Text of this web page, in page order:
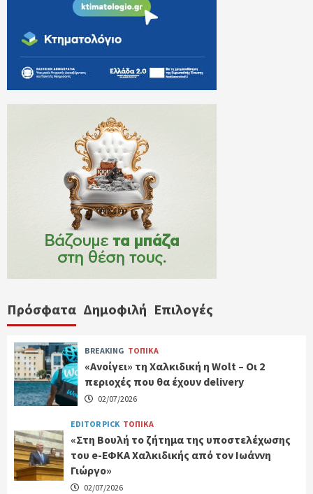
Πρόσφατα Δημοφιλή Επιλογές
BREAKING ΤΟΠΙΚΑ
«Ανοίγει» τη Χαλκιδική η Wolt – Οι 2
περιοχές που θα έχουν delivery
02/07/2026
EDITOR PICK ΤΟΠΙΚΑ
«Στη Βουλή το ζήτημα της υποστελέχωσης
του e-ΕΦΚΑ Χαλκιδικής από τον Ιωάννη
Γιώργο»
02/07/2026